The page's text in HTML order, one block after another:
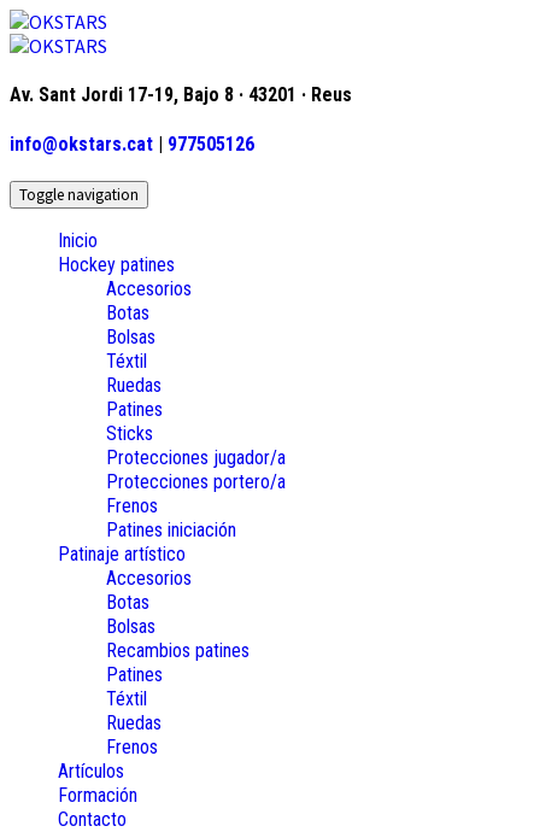
Av. Sant Jordi 17-19, Bajo 8 · 43201 · Reus
info@okstars.cat | 977505126
Toggle navigation
Inicio
Hockey patines
Accesorios
Botas
Bolsas
Téxtil
Ruedas
Patines
Sticks
Protecciones jugador/a
Protecciones portero/a
Frenos
Patines iniciación
Patinaje artístico
Accesorios
Botas
Bolsas
Recambios patines
Patines
Téxtil
Ruedas
Frenos
Artículos
Formación
Contacto